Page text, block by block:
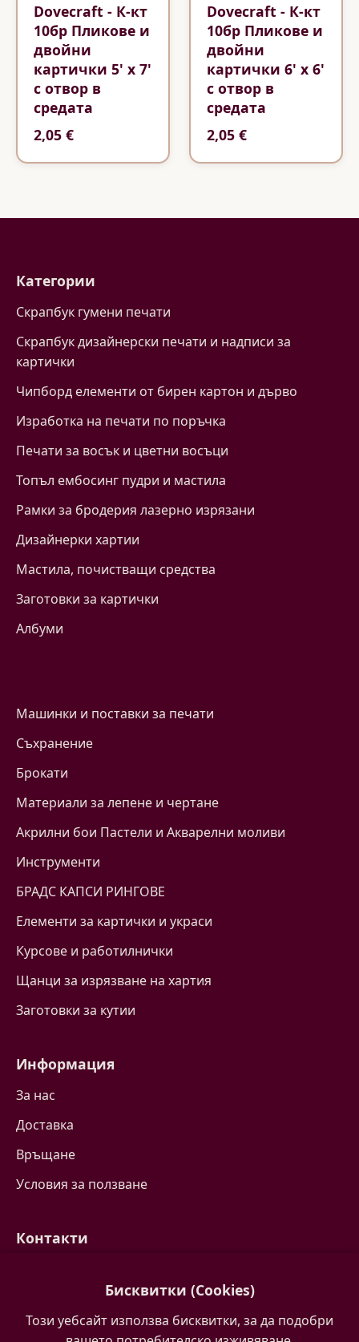
Dovecraft - К-кт
10бр Пликове и
двойни
картички 5' x 7'
с отвор в
средата
2,05 €
Dovecraft - К-кт
10бр Пликове и
двойни
картички 6' x 6'
с отвор в
средата
2,05 €
Категории
Скрапбук гумени печати
Скрапбук дизайнерски печати и надписи за
картички
Чипборд елементи от бирен картон и дърво
Изработка на печати по поръчка
Печати за восък и цветни восъци
Топъл ембосинг пудри и мастила
Рамки за бродерия лазерно изрязани
Дизайнерки хартии
Mастила, почистващи средства
Заготовки за картички
Албуми
Машинки и поставки за печати
Съхранение
Брокати
Материали за лепене и чертане
Акрилни бои Пастели и Акварелни моливи
Инструменти
БРАДС КАПСИ РИНГОВЕ
Eлементи за картички и украси
Курсове и работилнички
Щанци за изрязване на хартия
Заготовки за кутии
Информация
За нас
Доставка
Връщане
Условия за ползване
Контакти
Често задавани въпроси
Партньори
Бисквитки (Cookies)
Този уебсайт използва бисквитки, за да подобри